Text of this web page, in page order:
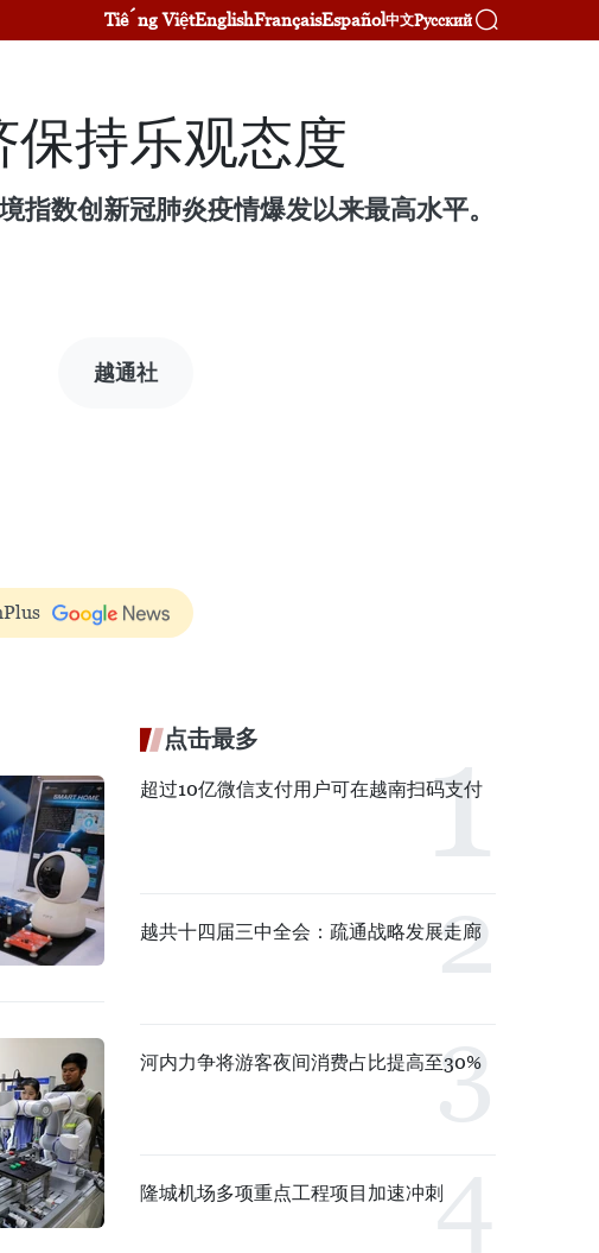
Tiếng ViệtEnglishFrançaisEspañol中文Русский
保持乐观态度
数创新冠肺炎疫情爆发以来最高水平。
越通社
点击最多
超过10亿微信支付用户可在越南扫码支付
越共十四届三中全会：疏通战略发展走廊
河内力争将游客夜间消费占比提高至30%
隆城机场多项重点工程项目加速冲刺